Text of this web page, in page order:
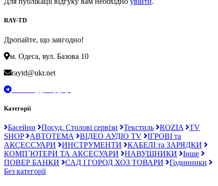
RAY-TD
Дропайте, що завгодно!
м. Одеса, вул. Базова 10
raytd@ukr.net
Категорії
Басейни Посуд. Столові сервізи Текстиль ROZIA
TV
SHOP
АВТОТЕМА ВІДЕО АУДІО TV
ІГРОВІ та
АКСЕССУАРИ
ИНСТРУМЕНТИ
КАБЕЛІ та ЗАРЯДКИ
КОМП`ЮТЕРИ ТА АКСЕСУАРИ
НАВУШНИКИ
Інше
ПОВЕР БАНКИ
САД І ГОРОД ХОЗ ТОВАРИ
Годинники
Без категорії